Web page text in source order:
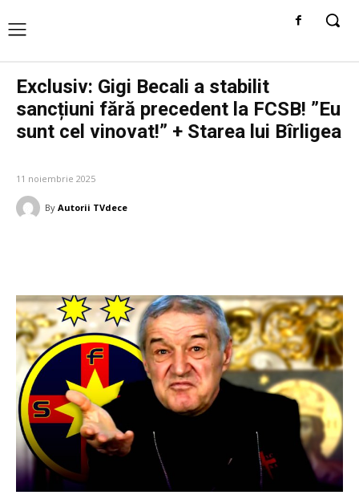
Exclusiv: Gigi Becali a stabilit
sancțiuni fără precedent la FCSB! ”Eu
sunt cel vinovat!” + Starea lui Bîrligea
11 noiembrie 2025
By Autorii TVdece